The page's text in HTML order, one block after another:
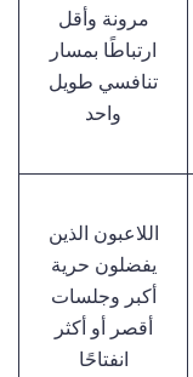
مرونة وأقل
ارتباطًا بمسار
تنافسي طويل
واحد
اللاعبون الذين
يفضلون حرية
أكبر وجلسات
أقصر أو أكثر
انفتاحًا